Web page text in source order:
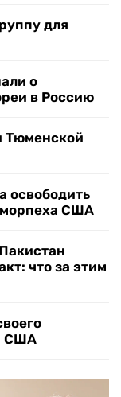
для
о
в Россию
Тюменской
освободить
морпеха США
что за этим
США